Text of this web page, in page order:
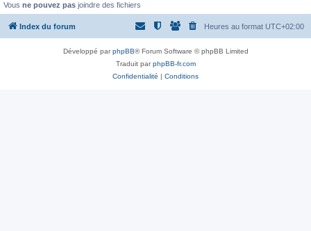
Vous ne pouvez pas joindre des fichiers
Index du forum Heures au format UTC+02:00
Développé parphpBB® Forum Software © phpBB Limited
Traduit parphpBB-fr.com
Confidentialité | Conditions